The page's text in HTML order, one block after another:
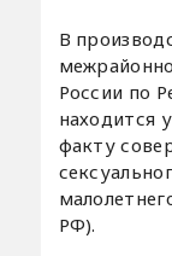
В
России по
находится
факту
РФ).